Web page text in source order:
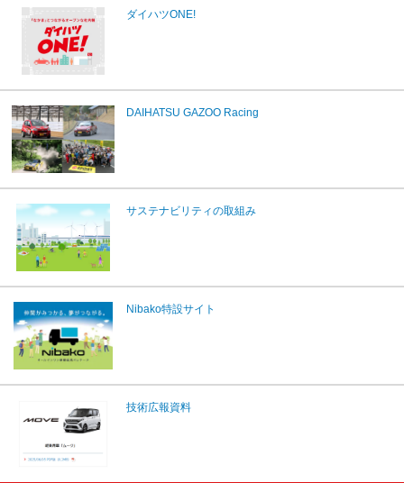
ダイハツONE!
DAIHATSU GAZOO Racing
サステナビリティの取組み
Nibako特設サイト
技術広報資料